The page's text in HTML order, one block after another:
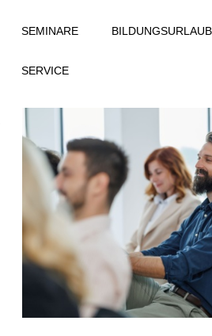
SEMINARE BILDUNGSURLAUB
SERVICE